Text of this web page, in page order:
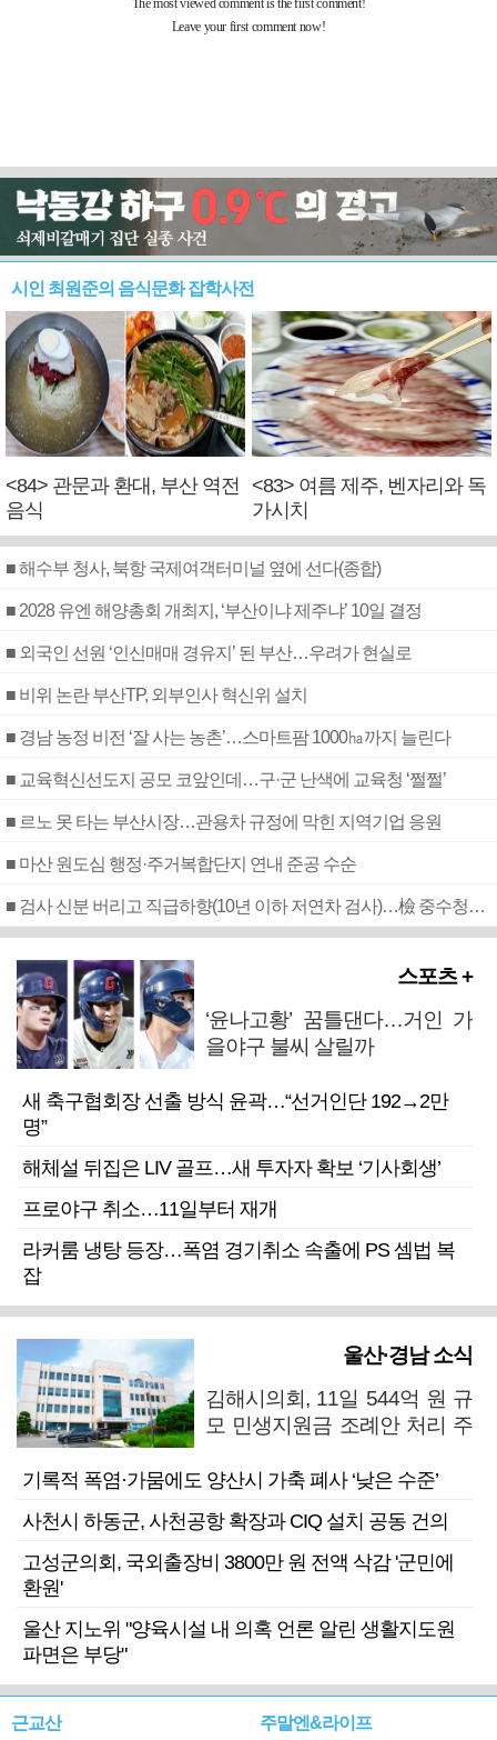
시인 최원준의 음식문화 잡학사전
<84> 관문과 환대, 부산 역전
음식
<83> 여름 제주, 벤자리와 독
가시치
■ 해수부 청사, 북항 국제여객터미널 옆에 선다(종합)
■ 2028 유엔 해양총회 개최지, ‘부산이냐 제주냐’ 10일 결정
■ 외국인 선원 ‘인신매매 경유지’ 된 부산…우려가 현실로
■ 비위 논란 부산TP, 외부인사 혁신위 설치
■ 경남 농정 비전 ‘잘 사는 농촌’…스마트팜 1000㏊까지 늘린다
■ 교육혁신선도지 공모 코앞인데…구·군 난색에 교육청 ‘쩔쩔’
■ 르노 못 타는 부산시장…관용차 규정에 막힌 지역기업 응원
■ 마산 원도심 행정·주거복합단지 연내 준공 수순
■ 검사 신분 버리고 직급하향(10년 이하 저연차 검사)…檢 중수청행 기피
스포츠 +
‘윤나고황’ 꿈틀댄다…거인 가
을야구 불씨 살릴까
새 축구협회장 선출 방식 윤곽…“선거인단 192→2만
명”
해체설 뒤집은 LIV 골프…새 투자자 확보 ‘기사회생’
프로야구 취소…11일부터 재개
라커룸 냉탕 등장…폭염 경기취소 속출에 PS 셈법 복
잡
울산·경남 소식
김해시의회, 11일 544억 원 규
모 민생지원금 조례안 처리 주
기록적 폭염·가뭄에도 양산시 가축 폐사 ‘낮은 수준’
사천시 하동군, 사천공항 확장과 CIQ 설치 공동 건의
고성군의회, 국외출장비 3800만 원 전액 삭감 '군민에
환원'
울산 지노위 "양육시설 내 의혹 언론 알린 생활지도원
파면은 부당"
근교산 주말엔&라이프